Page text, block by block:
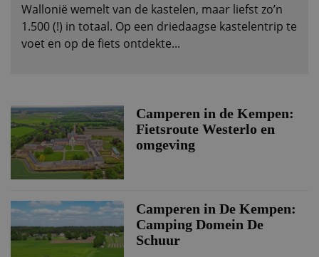
Wallonië wemelt van de kastelen, maar liefst zo’n
1.500 (!) in totaal. Op een driedaagse kastelentrip te
voet en op de fiets ontdekte...
Camperen in de Kempen:
Fietsroute Westerlo en
omgeving
Camperen in De Kempen:
Camping Domein De
Schuur